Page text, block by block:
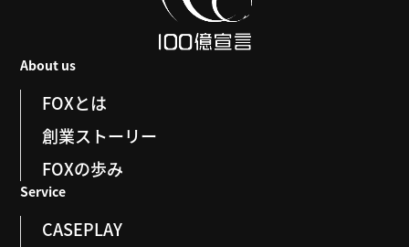
About us
FOXとは
創業ストーリー
FOXの歩み
Service
CASEPLAY